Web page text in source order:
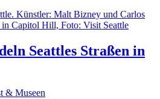
Seattles Straßen in
& Museen